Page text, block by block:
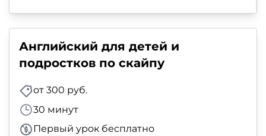
Английский для детей и
подростков по скайпу
от 300 руб.
30 минут
Первый урок бесплатно